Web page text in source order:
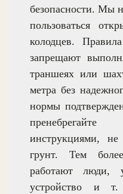
безопасности. Мы
пользоваться
колодцев.
запрещают
траншеях или
метра без
нормы
инструкциями,
грунт. Тем
работают люди,
устройство и